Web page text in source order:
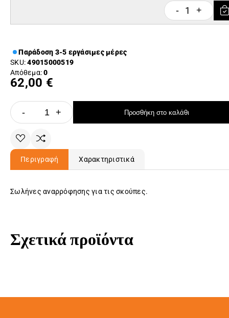
- 1 +
Παράδοση 3-5 εργάσιμες μέρες
SKU:49015000519
Απόθεμα:0
62,00 €
- + Προσθήκη στο καλάθι
Περιγραφή Χαρακτηριστικά
Σωλήνες αναρρόφησης για τις σκούπες.
Σχετικά προϊόντα